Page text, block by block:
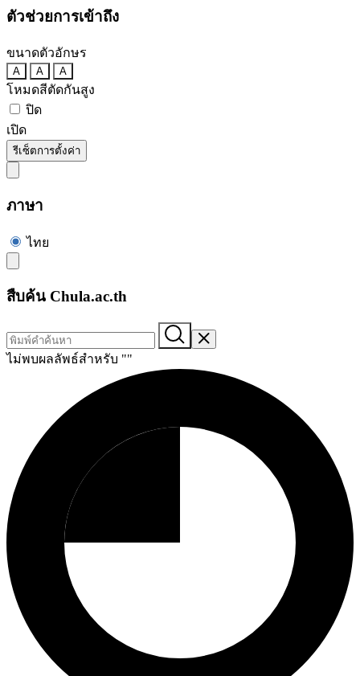
ตัวช่วยการเข้าถึง
ขนาดตัวอักษร
A A A
โหมดสีตัดกันสูง
ปิด
เปิด
รีเซ็ตการตั้งค่า
ภาษา
ไทย
สืบค้น Chula.ac.th
ไม่พบผลลัพธ์สำหรับ ""